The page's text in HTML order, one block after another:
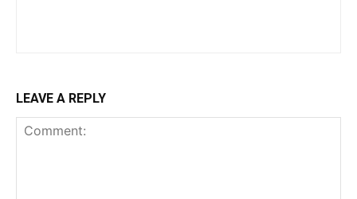
LEAVE A REPLY